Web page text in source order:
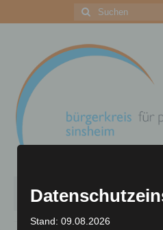
Suchen
nach:
Menü
Stand: 09.08.2026